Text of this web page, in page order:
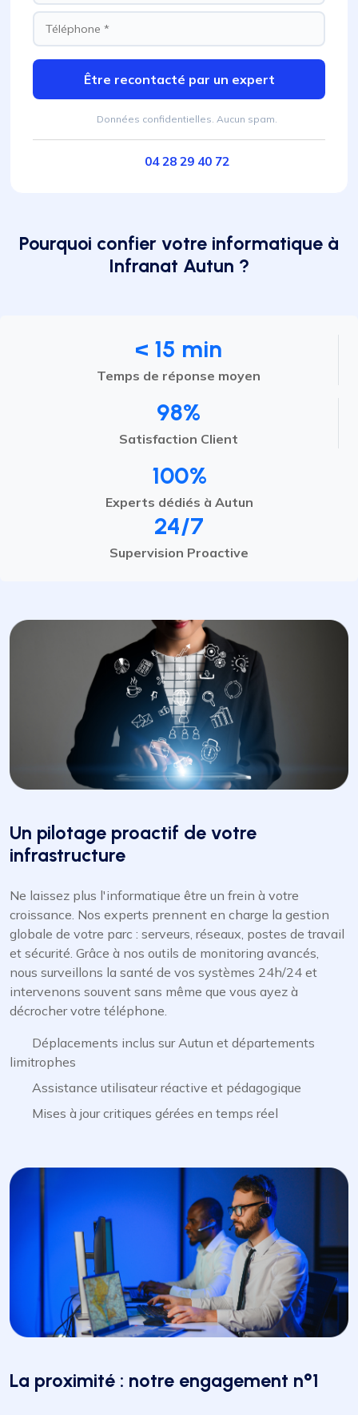
Être recontacté par un expert
Données confidentielles. Aucun spam.
04 28 29 40 72
Pourquoi confier votre informatique à
Infranat Autun ?
< 15 min
Temps de réponse moyen
98%
Satisfaction Client
100%
Experts dédiés à Autun
24/7
Supervision Proactive
Un pilotage proactif de votre
infrastructure
Ne laissez plus l'informatique être un frein à votre
croissance. Nos experts prennent en charge la gestion
globale de votre parc : serveurs, réseaux, postes de travail
et sécurité. Grâce à nos outils de monitoring avancés,
nous surveillons la santé de vos systèmes 24h/24 et
intervenons souvent sans même que vous ayez à
décrocher votre téléphone.
Déplacements inclus sur Autun et départements
limitrophes
Assistance utilisateur réactive et pédagogique
Mises à jour critiques gérées en temps réel
La proximité : notre engagement n°1